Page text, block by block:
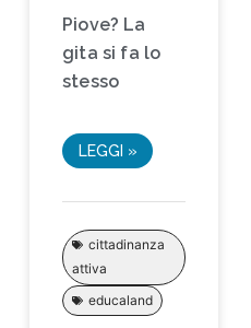
Piove? La
gita si fa lo
stesso
LEGGI »
cittadinanza
attiva
educaland